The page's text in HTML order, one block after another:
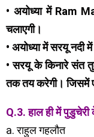
• अयोध्या में Ram
चलाएगी।
• अयोध्या में सरयू नदी
• सरयू के किनारे संत
तक तय करेगी। जिसमें
Q.3. हाल ही में
a. राहुल गहलौत